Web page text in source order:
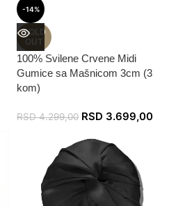
-14%
SOLD
OUT
100% Svilene Crvene Midi
Gumice sa Mašnicom 3cm (3
kom)
RSD4.299,00 RSD 3.699,00